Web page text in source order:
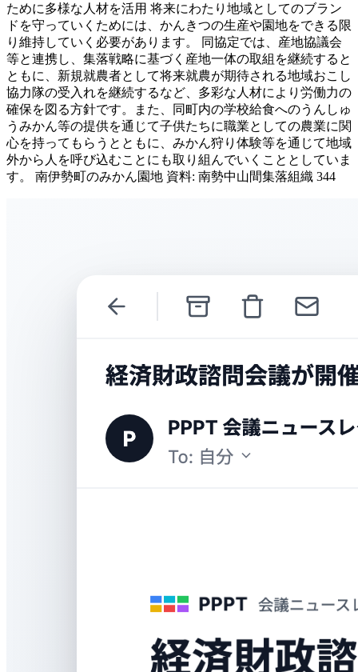
ために多様な人材を活用 将来にわたり地域としてのブラン
ドを守っていくためには、かんきつの生産や園地をできる限
り維持していく必要があります。 同協定では、産地協議会
等と連携し、集落戦略に基づく産地一体の取組を継続すると
ともに、新規就農者として将来就農が期待される地域おこし
協力隊の受入れを継続するなど、多彩な人材により労働力の
確保を図る方針です。また、同町内の学校給食へのうんしゅ
うみかん等の提供を通じて子供たちに職業としての農業に関
心を持ってもらうとともに、みかん狩り体験等を通じて地域
外から人を呼び込むことにも取り組んでいくこととしていま
す。 南伊勢町のみかん園地 資料: 南勢中山間集落組織 344